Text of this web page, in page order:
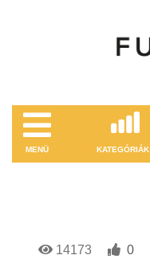
MENÜ KATEGÓRIÁK
14173
0